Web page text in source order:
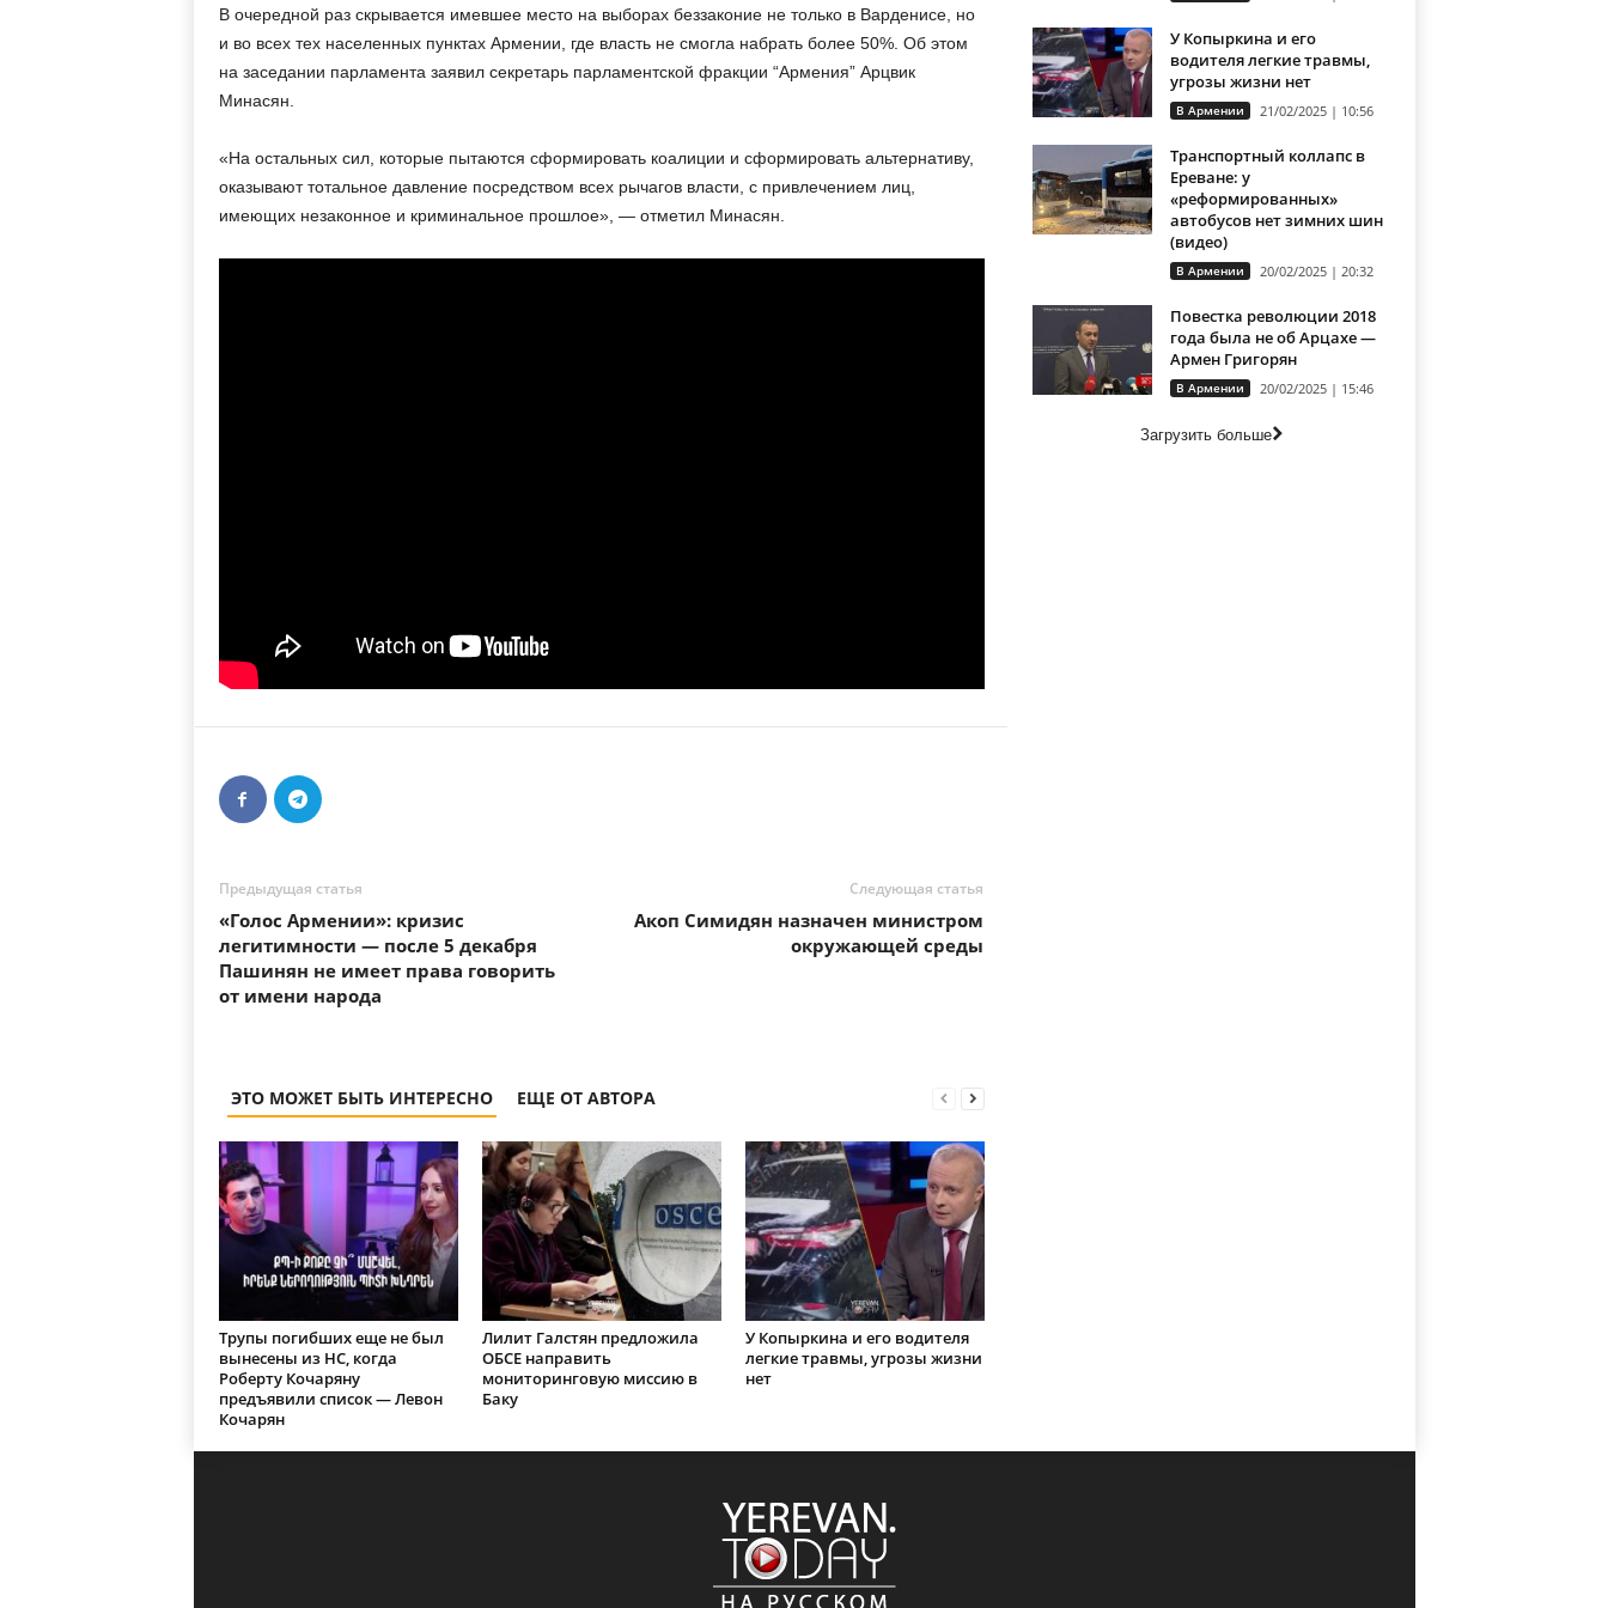
В очередной раз скрывается имевшее место на выборах беззаконие не только в Варденисе, но
и во всех тех населенных пунктах Армении, где власть не смогла набрать более 50%. Об этом
на заседании парламента заявил секретарь парламентской фракции “Армения” Арцвик
Минасян.
«На остальных сил, которые пытаются сформировать коалиции и сформировать альтернативу,
оказывают тотальное давление посредством всех рычагов власти, с привлечением лиц,
имеющих незаконное и криминальное прошлое», — отметил Минасян.
Предыдущая статья
«Голос Армении»: кризис
легитимности — после 5 декабря
Пашинян не имеет права говорить
от имени народа
Следующая статья
Акоп Симидян назначен министром
окружающей среды
ЭТО МОЖЕТ БЫТЬ ИНТЕРЕСНО ЕЩЕ ОТ АВТОРА
Трупы погибших еще не был
вынесены из НС, когда
Роберту Кочаряну
предъявили список — Левон
Кочарян
Лилит Галстян предложила
ОБСЕ направить
мониторинговую миссию в
Баку
У Копыркина и его водителя
легкие травмы, угрозы жизни
нет
У Копыркина и его
водителя легкие травмы,
угрозы жизни нет
В Армении 21/02/2025 | 10:56
Транспортный коллапс в
Ереване: у
«реформированных»
автобусов нет зимних шин
(видео)
В Армении 20/02/2025 | 20:32
Повестка революции 2018
года была не об Арцахе —
Армен Григорян
В Армении 20/02/2025 | 15:46
Загрузить больше